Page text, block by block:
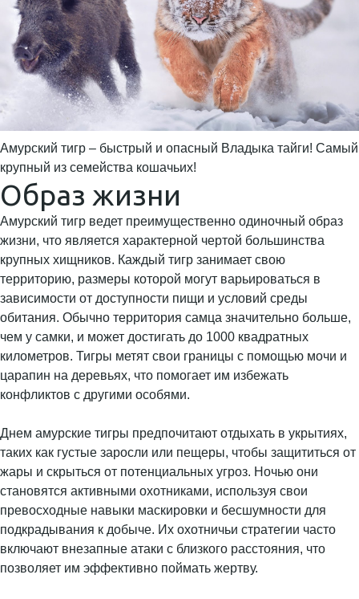
Амурский тигр – быстрый и опасный Владыка тайги! Самый
крупный из семейства кошачьих!
Образ жизни
Амурский тигр ведет преимущественно одиночный образ
жизни, что является характерной чертой большинства
крупных хищников. Каждый тигр занимает свою
территорию, размеры которой могут варьироваться в
зависимости от доступности пищи и условий среды
обитания. Обычно территория самца значительно больше,
чем у самки, и может достигать до 1000 квадратных
километров. Тигры метят свои границы с помощью мочи и
царапин на деревьях, что помогает им избежать
конфликтов с другими особями.
Днем амурские тигры предпочитают отдыхать в укрытиях,
таких как густые заросли или пещеры, чтобы защититься от
жары и скрыться от потенциальных угроз. Ночью они
становятся активными охотниками, используя свои
превосходные навыки маскировки и бесшумности для
подкрадывания к добыче. Их охотничьи стратегии часто
включают внезапные атаки с близкого расстояния, что
позволяет им эффективно поймать жертву.